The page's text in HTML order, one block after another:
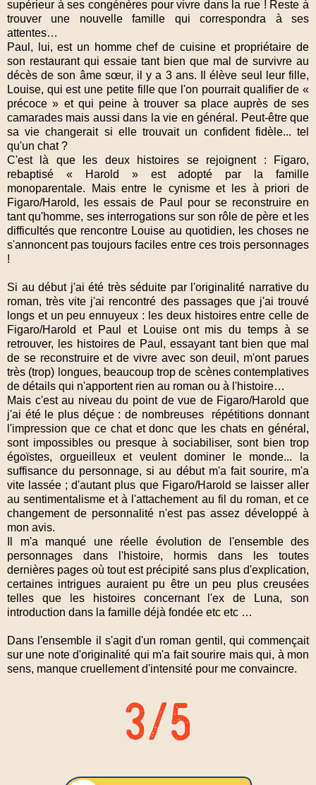
supérieur à ses congénères pour vivre dans la rue ! Reste à
trouver une nouvelle famille qui correspondra à ses
attentes…
Paul, lui, est un homme chef de cuisine et propriétaire de
son restaurant qui essaie tant bien que mal de survivre au
décès de son âme sœur, il y a 3 ans. Il élève seul leur fille,
Louise, qui est une petite fille que l'on pourrait qualifier de «
précoce » et qui peine à trouver sa place auprès de ses
camarades mais aussi dans la vie en général. Peut-être que
sa vie changerait si elle trouvait un confident fidèle... tel
qu'un chat ?
C'est là que les deux histoires se rejoignent : Figaro,
rebaptisé « Harold » est adopté par la famille
monoparentale. Mais entre le cynisme et les à priori de
Figaro/Harold, les essais de Paul pour se reconstruire en
tant qu'homme, ses interrogations sur son rôle de père et les
difficultés que rencontre Louise au quotidien, les choses ne
s'annoncent pas toujours faciles entre ces trois personnages
!
Si au début j'ai été très séduite par l'originalité narrative du
roman, très vite j'ai rencontré des passages que j'ai trouvé
longs et un peu ennuyeux : les deux histoires entre celle de
Figaro/Harold et Paul et Louise ont mis du temps à se
retrouver, les histoires de Paul, essayant tant bien que mal
de se reconstruire et de vivre avec son deuil, m'ont parues
très (trop) longues, beaucoup trop de scènes contemplatives
de détails qui n'apportent rien au roman ou à l'histoire…
Mais c'est au niveau du point de vue de Figaro/Harold que
j'ai été le plus déçue : de nombreuses répétitions donnant
l'impression que ce chat et donc que les chats en général,
sont impossibles ou presque à sociabiliser, sont bien trop
égoïstes, orgueilleux et veulent dominer le monde... la
suffisance du personnage, si au début m'a fait sourire, m'a
vite lassée ; d'autant plus que Figaro/Harold se laisser aller
au sentimentalisme et à l'attachement au fil du roman, et ce
changement de personnalité n'est pas assez développé à
mon avis.
Il m'a manqué une réelle évolution de l'ensemble des
personnages dans l'histoire, hormis dans les toutes
dernières pages où tout est précipité sans plus d'explication,
certaines intrigues auraient pu être un peu plus creusées
telles que les histoires concernant l'ex de Luna, son
introduction dans la famille déjà fondée etc etc …
Dans l'ensemble il s'agit d'un roman gentil, qui commençait
sur une note d'originalité qui m'a fait sourire mais qui, à mon
sens, manque cruellement d'intensité pour me convaincre.